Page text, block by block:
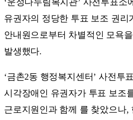
유권자의 정당한 투표 보조 권리
안내원으로부터 차별적인 모욕
발생했다.
‘금촌2동 행정복지센터’ 사전투
시각장애인 유권자가 투표 보조
근로지원인과 함께 를 찾았으나,